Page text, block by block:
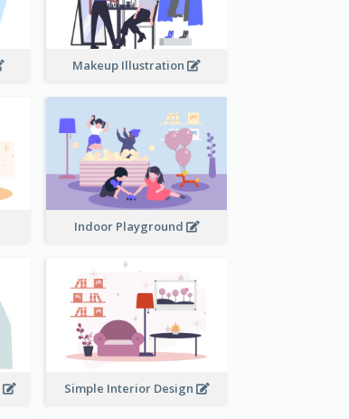
Makeup Illustration
Indoor Playground
Simple Interior Design